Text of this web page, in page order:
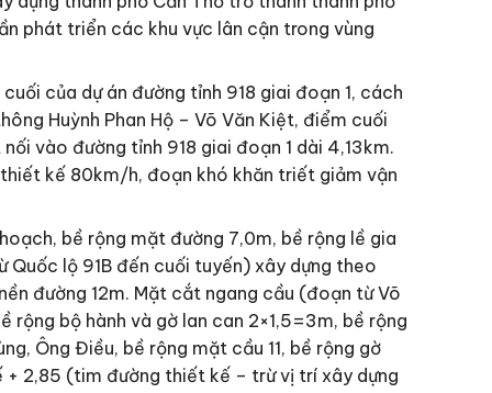
phát triển các khu vực lân cận trong vùng
của dự án đường tỉnh 918 giai đoạn 1, cách
Huỳnh Phan Hộ – Võ Văn Kiệt, điểm cuối
vào đường tỉnh 918 giai đoạn 1 dài 4,13km.
kế 80km/h, đoạn khó khăn triết giảm vận
bề rộng mặt đường 7,0m, bề rộng lề gia
lộ 91B đến cuối tuyến) xây dựng theo
đường 12m. Mặt cắt ngang cầu (đoạn từ Võ
rộng bộ hành và gờ lan can 2×1,5=3m, bề rộng
Ông Điều, bề rộng mặt cầu 11, bề rộng gờ
2,85 (tim đường thiết kế – trừ vị trí xây dựng